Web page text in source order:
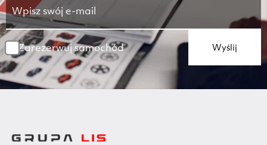
Zarezerwuj samochód Wyślij